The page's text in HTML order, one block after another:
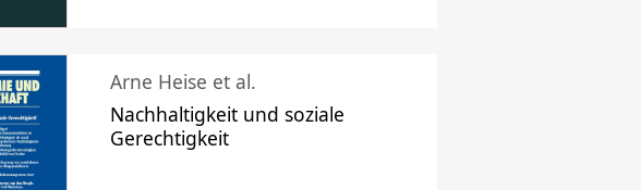
Arne Heise et al.
Nachhaltigkeit und soziale
Gerechtigkeit